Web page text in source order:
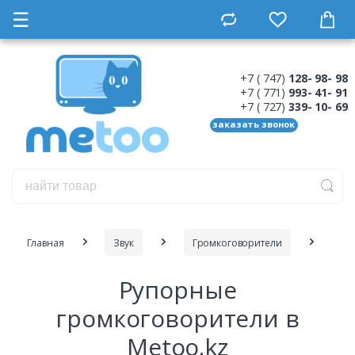
☰
+7 ( 747) 128- 98- 98
+7 ( 771) 993- 41- 91
+7 ( 727) 339- 10- 69
заказать звонок
Главная Звук Громкоговорители
Рупорные
громкоговорители в
Metoo.kz